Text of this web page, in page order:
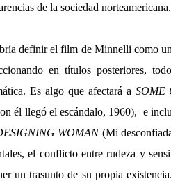
de la sociedad norteamericana.
definir el film de Minnelli como
en títulos posteriores,
Es algo que afectará a SOME
él llegó el escándalo, 1960), e
WOMAN(Mi
el conflicto entre rudeza y
un trasunto de su propia